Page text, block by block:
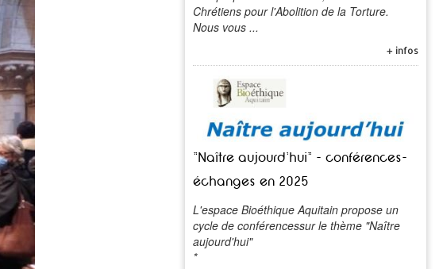
Chrétiens pour l'Abolition de la Torture.
Nous vous ...
+ infos
"Naître aujourd'hui" - conférences-
échanges en 2025
L'espace Bioéthique Aquitain propose un
cycle de conférencessur le thème "Naître
aujourd'hui"
*